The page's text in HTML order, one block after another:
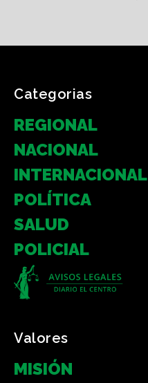
Categorias
REGIONAL
NACIONAL
INTERNACIONAL
POLÍTICA
SALUD
POLICIAL
Valores
MISIÓN